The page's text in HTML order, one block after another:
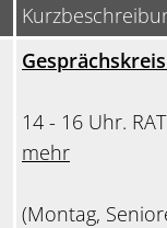
14 - 16 Uhr.
mehr
(Montag,